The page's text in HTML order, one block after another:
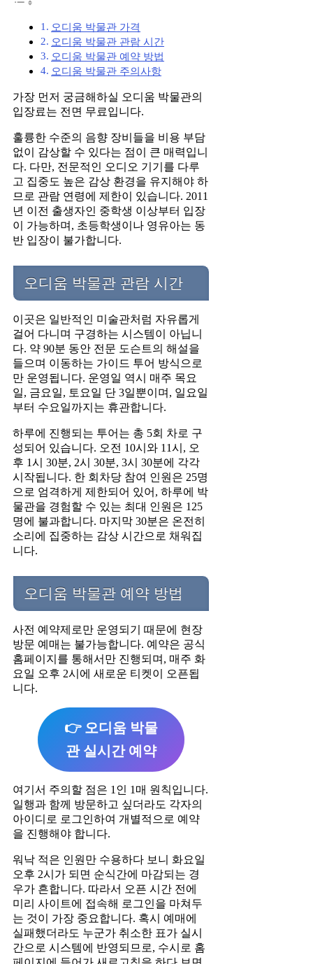
오디움 박물관 가격
오디움 박물관 관람 시간
오디움 박물관 예약 방법
오디움 박물관 주의사항
가장 먼저 궁금해하실 오디움 박물관의
입장료는 전면 무료입니다.
훌륭한 수준의 음향 장비들을 비용 부담
없이 감상할 수 있다는 점이 큰 매력입니
다. 다만, 전문적인 오디오 기기를 다루
고 집중도 높은 감상 환경을 유지해야 하
므로 관람 연령에 제한이 있습니다. 2011
년 이전 출생자인 중학생 이상부터 입장
이 가능하며, 초등학생이나 영유아는 동
반 입장이 불가합니다.
오디움 박물관 관람 시간
이곳은 일반적인 미술관처럼 자유롭게
걸어 다니며 구경하는 시스템이 아닙니
다. 약 90분 동안 전문 도슨트의 해설을
들으며 이동하는 가이드 투어 방식으로
만 운영됩니다. 운영일 역시 매주 목요
일, 금요일, 토요일 단 3일뿐이며, 일요일
부터 수요일까지는 휴관합니다.
하루에 진행되는 투어는 총 5회 차로 구
성되어 있습니다. 오전 10시와 11시, 오
후 1시 30분, 2시 30분, 3시 30분에 각각
시작됩니다. 한 회차당 참여 인원은 25명
으로 엄격하게 제한되어 있어, 하루에 박
물관을 경험할 수 있는 최대 인원은 125
명에 불과합니다. 마지막 30분은 온전히
소리에 집중하는 감상 시간으로 채워집
니다.
오디움 박물관 예약 방법
사전 예약제로만 운영되기 때문에 현장
방문 예매는 불가능합니다. 예약은 공식
홈페이지를 통해서만 진행되며, 매주 화
요일 오후 2시에 새로운 티켓이 오픈됩
니다.
👉 오디움 박물
관 실시간 예약
여기서 주의할 점은 1인 1매 원칙입니다.
일행과 함께 방문하고 싶더라도 각자의
아이디로 로그인하여 개별적으로 예약
을 진행해야 합니다.
워낙 적은 인원만 수용하다 보니 화요일
오후 2시가 되면 순식간에 마감되는 경
우가 흔합니다. 따라서 오픈 시간 전에
미리 사이트에 접속해 로그인을 마쳐두
는 것이 가장 중요합니다. 혹시 예매에
실패했더라도 누군가 취소한 표가 실시
간으로 시스템에 반영되므로, 수시로 홈